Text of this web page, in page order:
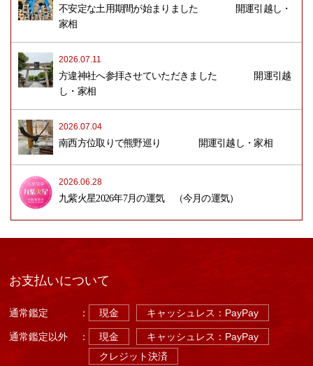
不安定な土用期間が始まりました 開運引越し・
家相
2026.07.11
方違神社へ参拝させていただきました 開運引越
し・家相
2026.07.04
南西方位取りで熊野巡り 開運引越し・家相
2026.06.28
九紫火星2026年7月の運気 （今月の運気）
お支払いについて
通常鑑定 ： 現金 キャッシュレス：PayPay
通常鑑定以外 ： 現金
キャッシュレス：PayPay
クレジット決済